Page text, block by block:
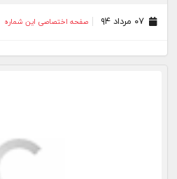
۰۷ مرداد ۹۴ صفحه اختصاصی این شماره